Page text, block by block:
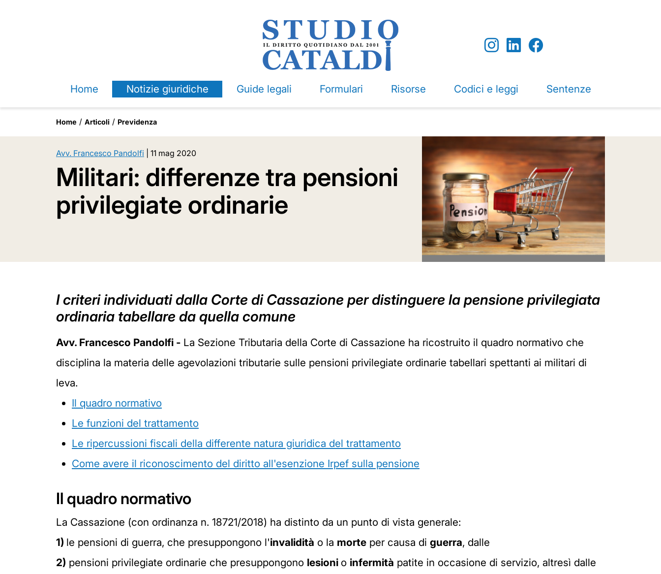
Home Notizie giuridiche Guide legali Formulari Risorse Codici e leggi Sentenze
Home Articoli Previdenza
Avv. Francesco Pandolfi 11 mag 2020
Militari: differenze tra pensioni
privilegiate ordinarie
I criteri individuati dalla Corte di Cassazione per distinguere la pensione privilegiata
ordinaria tabellare da quella comune
Avv. Francesco Pandolfi - La Sezione Tributaria della Corte di Cassazione ha ricostruito il quadro normativo che
disciplina la materia delle agevolazioni tributarie sulle pensioni privilegiate ordinarie tabellari spettanti ai militari di
leva.
Il quadro normativo
Le funzioni del trattamento
Le ripercussioni fiscali della differente natura giuridica del trattamento
Come avere il riconoscimento del diritto all'esenzione Irpef sulla pensione
Il quadro normativo
La Cassazione (con ordinanza n. 18721/2018) ha distinto da un punto di vista generale:
1) le pensioni di guerra, che presuppongono l'invalidità o la morte per causa di guerra, dalle
2) pensioni privilegiate ordinarie che presuppongono lesioni o infermità patite in occasione di servizio, altresì dalle